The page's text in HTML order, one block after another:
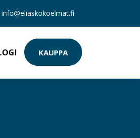
info@eliaskokoelmat.fi
KAUPPA